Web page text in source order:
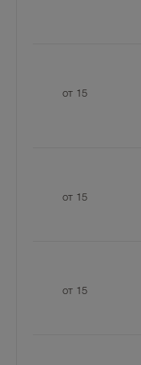
от 15
от 15
от 15